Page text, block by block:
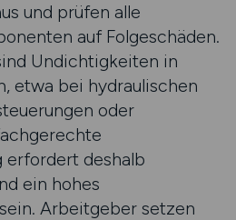
und prüfen alle
auf Folgeschäden.
Undichtigkeiten in
etwa bei hydraulischen
oder
erfordert deshalb
ein hohes
Arbeitgeber setzen